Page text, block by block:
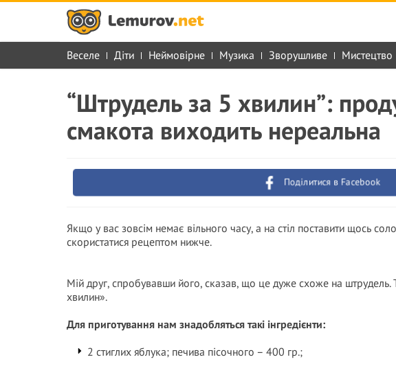
Веселе Діти Неймовірне Музика Зворушливе Мистецтво
“Штрудель за 5 хвилин”:
смакота виходить нереальна
Поділитися в Facebook
Якщо у вас зовсім немає вільного часу, а на стіл поставити щось
скористатися рецептом нижче.
Мій друг, спробувавши його, сказав, що це дуже схоже на штрудель.
хвилин».
Для приготування нам знадобляться такі інгредієнти:
2 стиглих яблука; печива пісочного – 400 гр.;